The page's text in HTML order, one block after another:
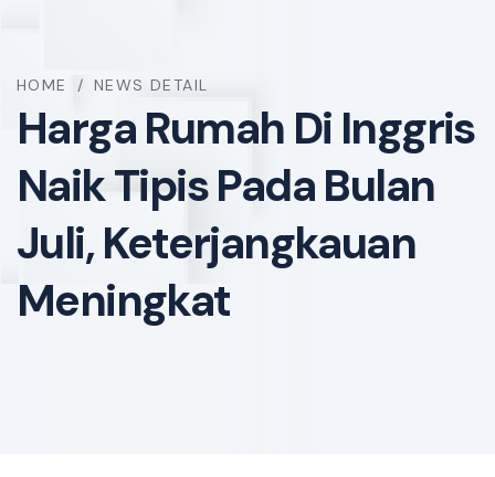
HOME / NEWS DETAIL
Harga Rumah Di Inggris
Naik Tipis Pada Bulan
Juli, Keterjangkauan
Meningkat